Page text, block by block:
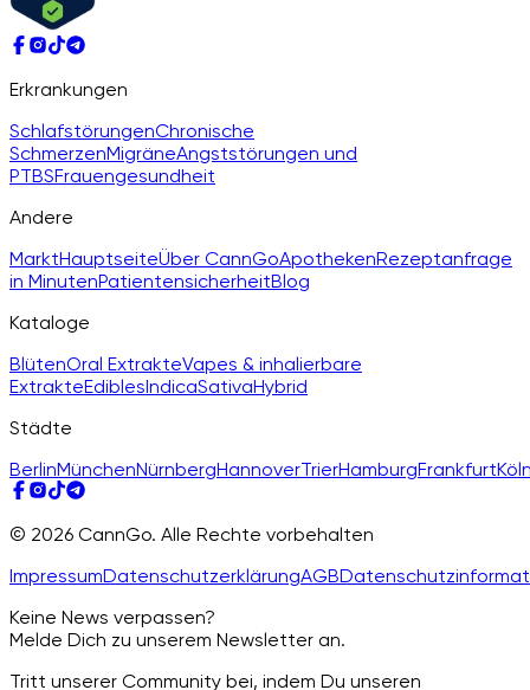
Erkrankungen
SchlafstörungenChronische
SchmerzenMigräneAngststörungen und
PTBSFrauengesundheit
Andere
MarktHauptseiteÜber CannGoApothekenRezeptanfrage
in MinutenPatientensicherheitBlog
Kataloge
BlütenOral ExtrakteVapes & inhalierbare
ExtrakteEdiblesIndicaSativaHybrid
Städte
BerlinMünchenNürnbergHannoverTrierHamburgFrankfurt
© 2026 CannGo. Alle Rechte vorbehalten
ImpressumDatenschutzerklärungAGB
Keine News verpassen?
Melde Dich zu unserem Newsletter an.
Tritt unserer Community bei, indem Du unseren